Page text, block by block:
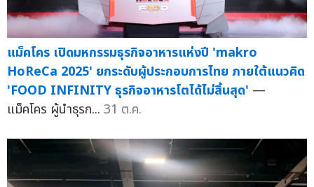
แม็คโคร เปิดมหกรรมธุรกิจอาหารแห่งปี 'makro
HoReCa 2025' ยกระดับผู้ประกอบการไทย ภายใต้แนวคิด
'FOOD INFINITY ธุรกิจอาหารโตได้ไม่สิ้นสุด' —
แม็คโคร ผู้นำธุรก... 31 ต.ค.